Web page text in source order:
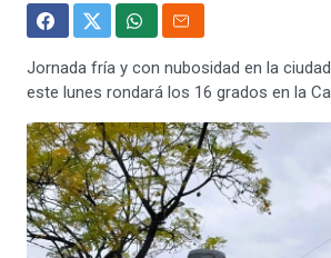
Jornada fría y con nubosidad en la
este lunes rondará los 16 grados en la